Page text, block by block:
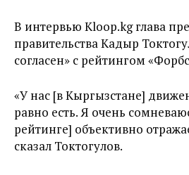
В интервью Kloop.kg глава
правительства Кадыр
согласен» с рейтингом
«У нас [в Кыргызстане]
равно есть. Я очень
рейтинге] объективно
сказал Токтогулов.